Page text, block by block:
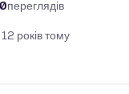
переглядів
років тому